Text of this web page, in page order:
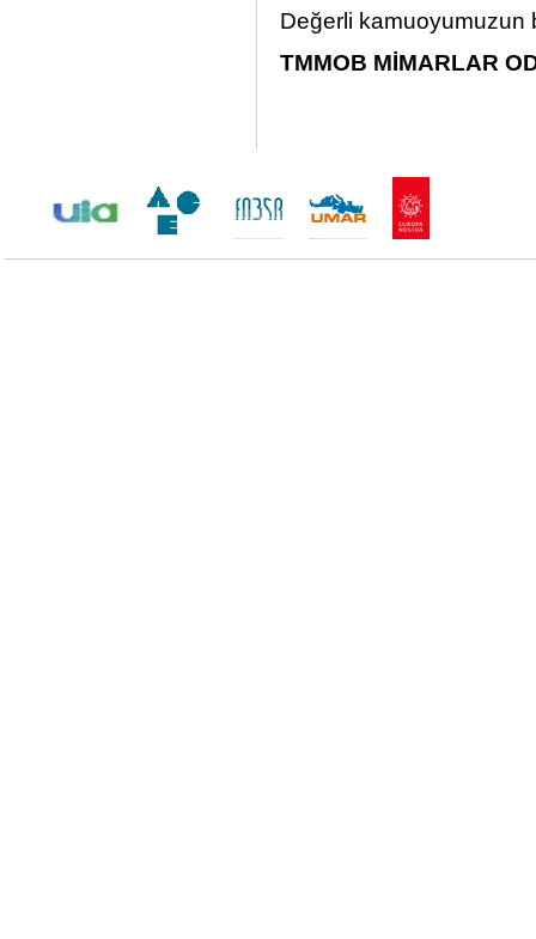
Değerli kamuoyumuzun
TMMOB MİMARLAR